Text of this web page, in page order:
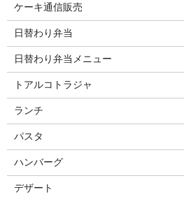
ケーキ通信販売
日替わり弁当
日替わり弁当メニュー
トアルコトラジャ
ランチ
パスタ
ハンバーグ
デザート